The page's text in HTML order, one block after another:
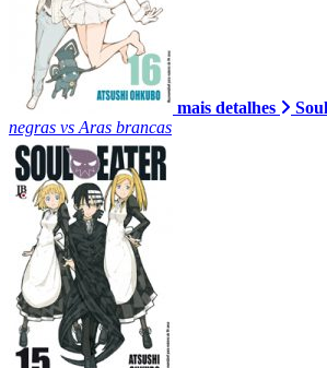
mais detalhes
negras vs Aras brancas